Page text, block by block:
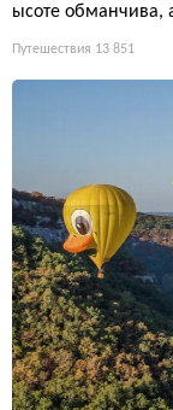
ысоте
Путешествия 13 851